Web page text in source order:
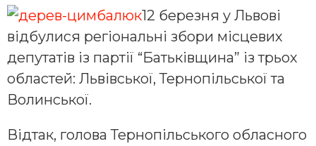
12 березня у Львові
відбулися регіональні збори місцевих
депутатів із партії “Батьківщина” із трьох
областей: Львівської, Тернопільської та
Волинської.
Відтак, голова Тернопільського обласного